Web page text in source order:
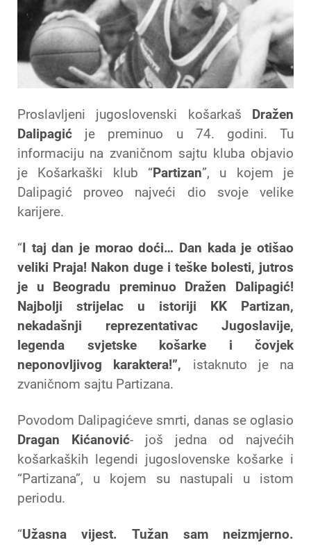
Proslavljeni jugoslovenski košarkaš Dražen
Dalipagić je preminuo u 74. godini. Tu
informaciju na zvaničnom sajtu kluba objavio
je Košarkaški klub “Partizan”, u kojem je
Dalipagić proveo najveći dio svoje velike
karijere.
“I taj dan je morao doći… Dan kada je otišao
veliki Praja! Nakon duge i teške bolesti, jutros
je u Beogradu preminuo Dražen Dalipagić!
Najbolji strijelac u istoriji KK Partizan,
nekadašnji reprezentativac Jugoslavije,
legenda svjetske košarke i čovjek
neponovljivog karaktera!”, istaknuto je na
zvaničnom sajtu Partizana.
Povodom Dalipagićeve smrti, danas se oglasio
Dragan Kićanović- još jedna od najvećih
košarkaških legendi jugoslovenske košarke i
“Partizana”, u kojem su nastupali u istom
periodu.
“Užasna vijest. Tužan sam neizmjerno.